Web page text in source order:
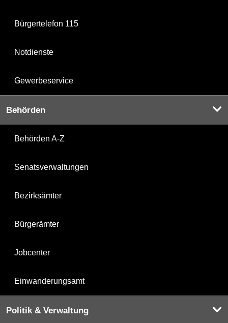
Bürgertelefon 115
Notdienste
Gewerbeservice
Behörden
Behörden A-Z
Senatsverwaltungen
Bezirksämter
Bürgerämter
Jobcenter
Einwanderungsamt
Politik & Verwaltung